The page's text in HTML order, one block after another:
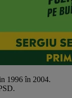
1996 în 2004.